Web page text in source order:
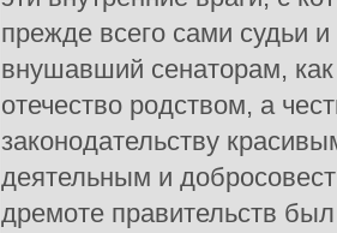
прежде всего сами судьи
внушавший сенаторам,
отечество родством, а
законодательству
деятельным и
дремоте правительств